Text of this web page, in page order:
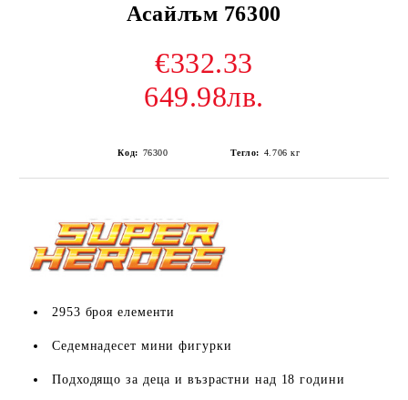
Асайлъм 76300
€332.33
649.98лв.
Код: 76300 Тегло: 4.706 кг
2953 броя елементи
Седемнадесет мини фигурки
Подходящо за деца и възрастни над 18 години